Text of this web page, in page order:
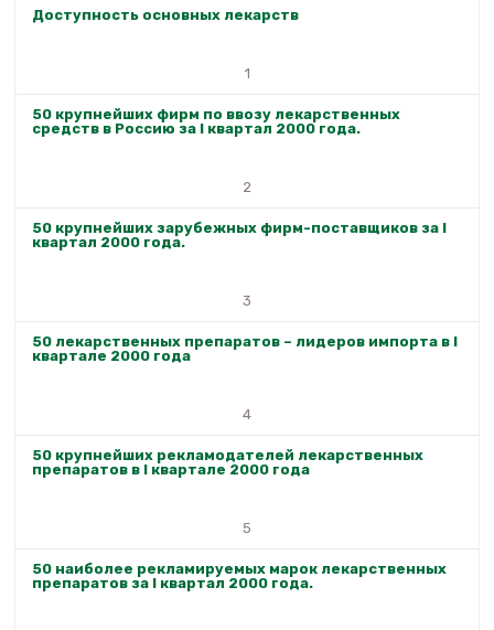
Доступность основных лекарств
1
50 крупнейших фирм по ввозу лекарственных
средств в Россию за I квартал 2000 года.
2
50 крупнейших зарубежных фирм-поставщиков за I
квартал 2000 года.
3
50 лекарственных препаратов – лидеров импорта в I
квартале 2000 года
4
50 крупнейших рекламодателей лекарственных
препаратов в I квартале 2000 года
5
50 наиболее рекламируемых марок лекарственных
препаратов за I квартал 2000 года.